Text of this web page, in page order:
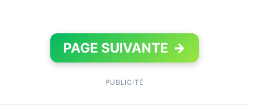
PAGE SUIVANTE →
PUBLICITÉ